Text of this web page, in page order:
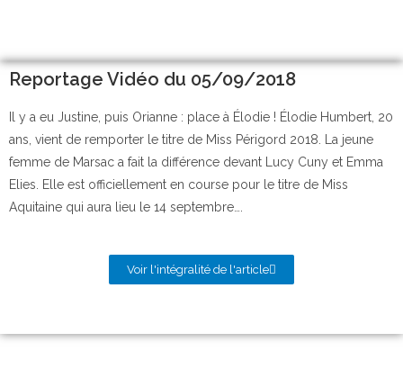
Reportage Vidéo du 05/09/2018
Il y a eu Justine, puis Orianne : place à Élodie ! Élodie Humbert, 20
ans, vient de remporter le titre de Miss Périgord 2018. La jeune
femme de Marsac a fait la différence devant Lucy Cuny et Emma
Elies. Elle est officiellement en course pour le titre de Miss
Aquitaine qui aura lieu le 14 septembre….
Voir l'intégralité de l'article